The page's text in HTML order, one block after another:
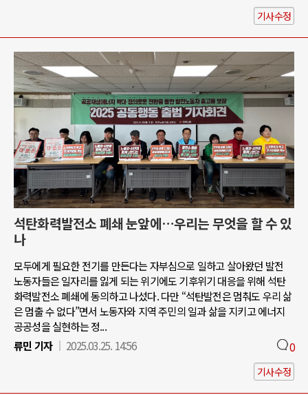
기사수정
석탄화력발전소 폐쇄 눈앞에…우리는 무엇을 할 수 있
나
모두에게 필요한 전기를 만든다는 자부심으로 일하고 살아왔던 발전
노동자들은 일자리를 잃게 되는 위기에도 기후위기 대응을 위해 석탄
화력발전소 폐쇄에 동의하고 나섰다. 다만 “석탄발전은 멈춰도 우리 삶
은 멈출 수 없다”면서 노동자와 지역 주민의 일과 삶을 지키고 에너지
공공성을 실현하는 정...
류민 기자
2025.03.25. 14:56 0
기사수정